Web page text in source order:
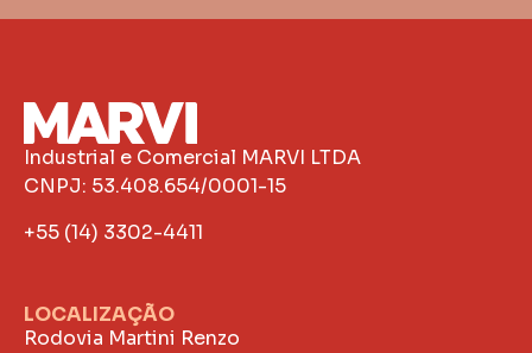
Industrial e Comercial MARVI LTDA
CNPJ: 53.408.654/0001-15
+55 (14) 3302-4411
LOCALIZAÇÃO
Rodovia Martini Renzo